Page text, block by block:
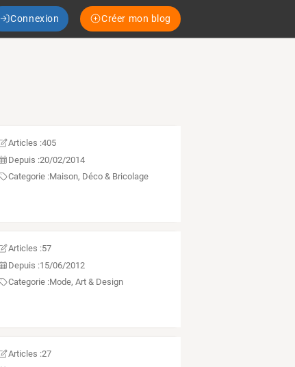
Connexion Créer mon blog
Articles :405
Depuis :20/02/2014
Categorie :Maison, Déco & Bricolage
Articles :57
Depuis :15/06/2012
Categorie :Mode, Art & Design
Articles :27